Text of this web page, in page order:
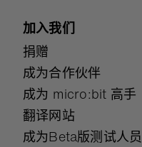
加入我们
捐赠
成为合作伙伴
成为 micro:bit 高手
翻译网站
成为Beta版测试人员